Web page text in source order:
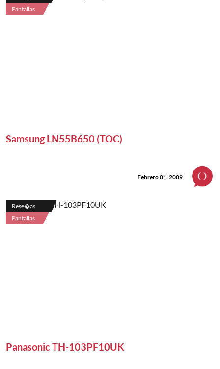
Pantallas
Samsung LN55B650 (TOC)
Febrero 01, 2009
Rese�as
Pantallas
Panasonic TH-103PF10UK